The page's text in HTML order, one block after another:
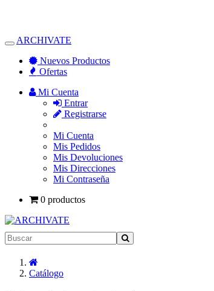
Alternar
Navegación
ARCHIVATE
Nuevos Productos
Ofertas
Mi Cuenta
Entrar
Registrarse
Mi Cuenta
Mis Pedidos
Mis Devoluciones
Mis Direcciones
Mi Contraseña
0 productos
Catálogo